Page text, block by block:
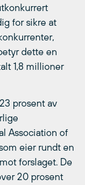
for sikre at
dette en
1,8 millioner
prosent av
Association of
eier rundt en
forslaget. De
20 prosent